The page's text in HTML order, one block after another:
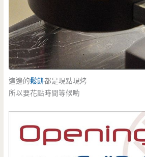
這邊的鬆餅都是現點現烤
所以要花點時間等候喲